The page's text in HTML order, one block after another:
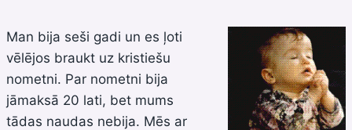
Man bija seši gadi un es ļoti
vēlējos braukt uz kristiešu
nometni. Par nometni bija
jāmaksā 20 lati, bet mums
tādas naudas nebija. Mēs ar